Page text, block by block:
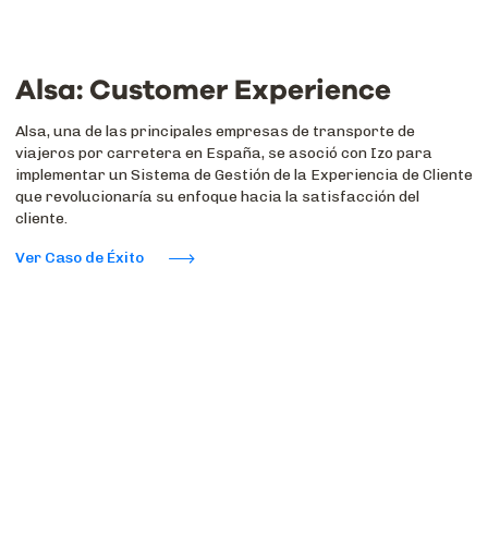
Alsa: Customer Experience
Alsa, una de las principales empresas de transporte de
viajeros por carretera en España, se asoció con Izo para
implementar un Sistema de Gestión de la Experiencia de Cliente
que revolucionaría su enfoque hacia la satisfacción del
cliente.
Ver Caso de Éxito